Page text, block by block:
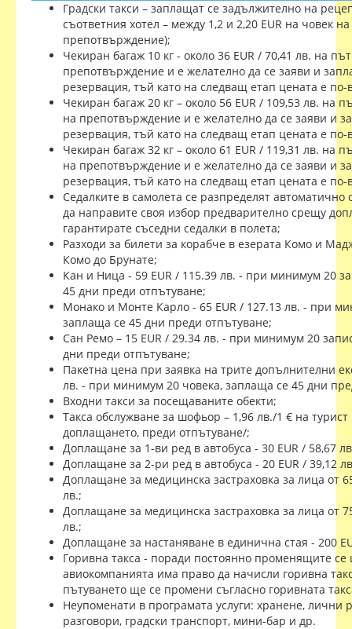
Градски такси – заплащат се задължително на
съответния хотел – между 1,2 и 2,20 EUR на човек
препотвърждение);
Чекиран багаж 10 кг - около 36 EUR / 70,41 лв. на
препотвърждение и е желателно да се заяви и
резервация, тъй като на следващ етап цената е по-
Чекиран багаж 20 кг – около 56 EUR / 109,53 лв. на
на препотвърждение и е желателно да се заяви и
резервация, тъй като на следващ етап цената е по-
Чекиран багаж 32 кг – около 61 EUR / 119,31 лв. на
на препотвърждение и е желателно да се заяви и
резервация, тъй като на следващ етап цената е по-
Седалките в самолета се разпределят
да направите своя избор предварително срещу
гарантирате съседни седалки в полета;
Разходи за билети за корабче в езерата Комо и
Комо до Брунате;
Кан и Ница - 59 EUR / 115.39 лв. - при минимум 20
45 дни преди отпътуване;
Монако и Монте Карло - 65 EUR / 127.13 лв. - при
заплаща се 45 дни преди отпътуване;
Сан Ремо – 15 EUR / 29.34 лв. - при минимум 20
дни преди отпътуване;
Пакетна цена при заявка на трите допълнителни
лв. - при минимум 20 човека, заплаща се 45 дни
Входни такси за посещаваните обекти;
Такса обслужване за шофьор – 1,96 лв./1 € на
доплащането, преди отпътуване/;
Доплащане за 1-ви ред в автобуса - 30 EUR / 58,67
Доплащане за 2-ри ред в автобуса - 20 EUR / 39,12
Доплащане за медицинска застраховка за лица от
лв.;
Доплащане за медицинска застраховка за лица от
лв.;
Доплащане за настаняване в единична стая - 200
Горивна такса - поради постоянно променящите се
авиокомпанията има право да начисли горивна
пътуването ще се промени съгласно горивната
Неупоменати в програмата услуги: хранене, лични
разговори, градски транспорт, мини-бар и др.